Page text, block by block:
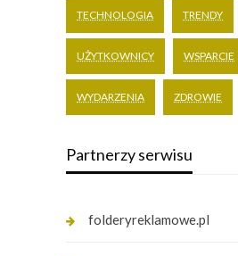
TECHNOLOGIA TRENDY
UŻYTKOWNICY WSPARCIE
WYDARZENIA ZDROWIE
Partnerzy serwisu
folderyreklamowe.pl